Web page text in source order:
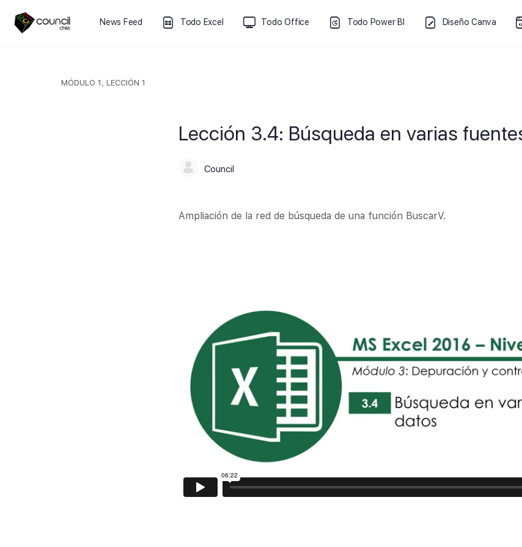
News Feed Todo Excel Todo Office Todo Power BI Diseño Canva
MÓDULO 1, LECCIÓN 1
Lección 3.4: Búsqueda en varias
Council
Ampliación de la red de búsqueda de una función BuscarV.